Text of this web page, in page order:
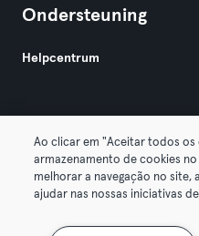
Ondersteuning
Helpcentrum
Algemene Voorwaarden
Membership opzeggen
Ao clicar em "Aceitar todos
armazenamento de cookies
melhorar a navegação no site,
ajudar nas nossas iniciativas